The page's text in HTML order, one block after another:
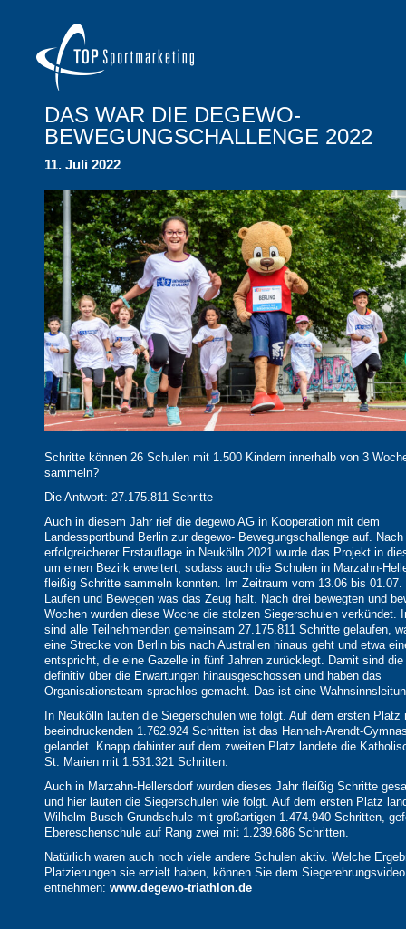
DAS WAR DIE DEGEWO-
BEWEGUNGSCHALLENGE 2022
11. Juli 2022
Schritte können 26 Schulen mit 1.500 Kindern innerhalb von 3
sammeln?
Die Antwort: 27.175.811 Schritte
Auch in diesem Jahr rief die degewo AG in Kooperation mit dem
Landessportbund Berlin zur degewo- Bewegungschallenge auf. Nach
erfolgreicherer Erstauflage in Neukölln 2021 wurde das Projekt in
um einen Bezirk erweitert, sodass auch die Schulen in Marzahn-
fleißig Schritte sammeln konnten. Im Zeitraum vom 13.06 bis 01.07.
Laufen und Bewegen was das Zeug hält. Nach drei bewegten und
Wochen wurden diese Woche die stolzen Siegerschulen verkündet.
sind alle Teilnehmenden gemeinsam 27.175.811 Schritte gelaufen,
eine Strecke von Berlin bis nach Australien hinaus geht und etwa
entspricht, die eine Gazelle in fünf Jahren zurücklegt. Damit sind
definitiv über die Erwartungen hinausgeschossen und haben das
Organisationsteam sprachlos gemacht. Das ist eine
In Neukölln lauten die Siegerschulen wie folgt. Auf dem ersten Platz
beeindruckenden 1.762.924 Schritten ist das Hannah-Arendt-
gelandet. Knapp dahinter auf dem zweiten Platz landete die
St. Marien mit 1.531.321 Schritten.
Auch in Marzahn-Hellersdorf wurden dieses Jahr fleißig Schritte
und hier lauten die Siegerschulen wie folgt. Auf dem ersten Platz
Wilhelm-Busch-Grundschule mit großartigen 1.474.940 Schritten,
Ebereschenschule auf Rang zwei mit 1.239.686 Schritten.
Natürlich waren auch noch viele andere Schulen aktiv. Welche
Platzierungen sie erzielt haben, können Sie dem Siegerehrungsvideo
entnehmen: www.degewo-triathlon.de